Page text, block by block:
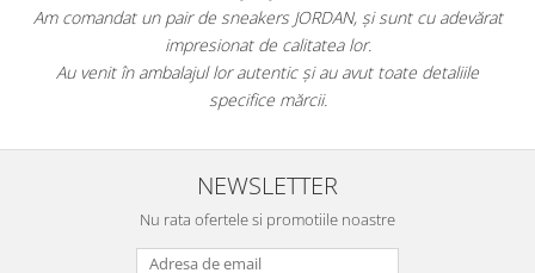
Am comandat un pair de sneakers JORDAN, și sunt cu adevărat
impresionat de calitatea lor.
Au venit în ambalajul lor autentic și au avut toate detaliile
specifice mărcii.
NEWSLETTER
Nu rata ofertele si promotiile noastre